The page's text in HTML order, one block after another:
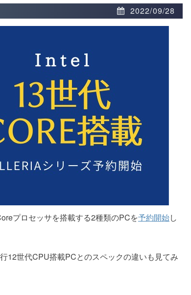
2022/09/28
プロセッサを搭載する2種類のPCを予約開始し
12世代CPU搭載PCとのスペックの違いも見てみ